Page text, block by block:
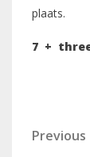
plaats.
7 +
Previous
Previous